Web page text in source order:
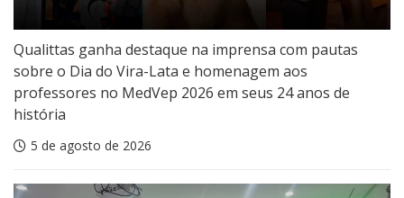
Qualittas ganha destaque na imprensa com pautas
sobre o Dia do Vira-Lata e homenagem aos
professores no MedVep 2026 em seus 24 anos de
história
5 de agosto de 2026